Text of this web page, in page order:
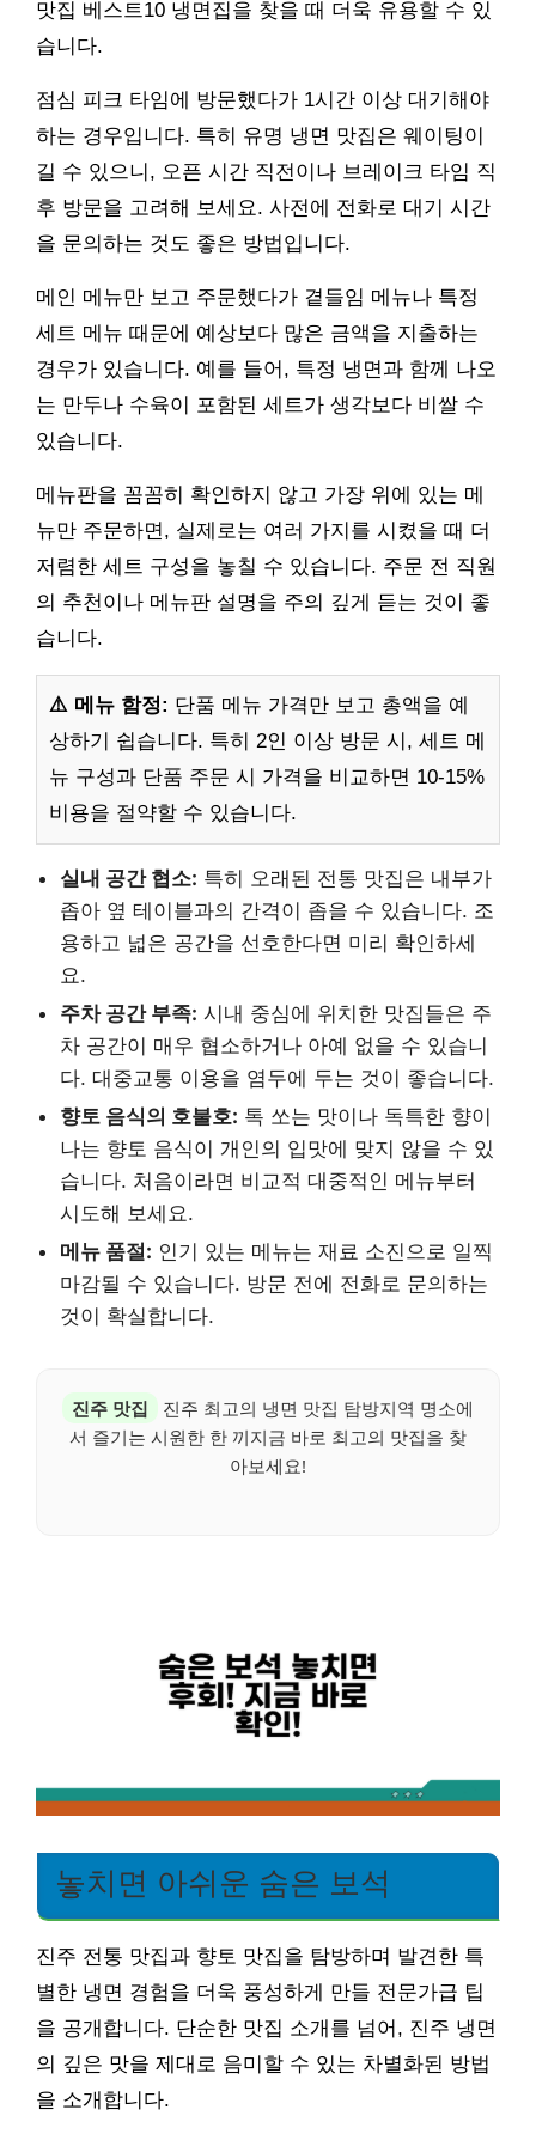
맛집 베스트10 냉면집을 찾을 때 더욱 유용할 수 있
습니다.
점심 피크 타임에 방문했다가 1시간 이상 대기해야
하는 경우입니다. 특히 유명 냉면 맛집은 웨이팅이
길 수 있으니, 오픈 시간 직전이나 브레이크 타임 직
후 방문을 고려해 보세요. 사전에 전화로 대기 시간
을 문의하는 것도 좋은 방법입니다.
메인 메뉴만 보고 주문했다가 곁들임 메뉴나 특정
세트 메뉴 때문에 예상보다 많은 금액을 지출하는
경우가 있습니다. 예를 들어, 특정 냉면과 함께 나오
는 만두나 수육이 포함된 세트가 생각보다 비쌀 수
있습니다.
메뉴판을 꼼꼼히 확인하지 않고 가장 위에 있는 메
뉴만 주문하면, 실제로는 여러 가지를 시켰을 때 더
저렴한 세트 구성을 놓칠 수 있습니다. 주문 전 직원
의 추천이나 메뉴판 설명을 주의 깊게 듣는 것이 좋
습니다.
⚠️ 메뉴 함정: 단품 메뉴 가격만 보고 총액을 예
상하기 쉽습니다. 특히 2인 이상 방문 시, 세트 메
뉴 구성과 단품 주문 시 가격을 비교하면 10-15%
비용을 절약할 수 있습니다.
실내 공간 협소: 특히 오래된 전통 맛집은 내부가
좁아 옆 테이블과의 간격이 좁을 수 있습니다. 조
용하고 넓은 공간을 선호한다면 미리 확인하세
요.
주차 공간 부족: 시내 중심에 위치한 맛집들은 주
차 공간이 매우 협소하거나 아예 없을 수 있습니
다. 대중교통 이용을 염두에 두는 것이 좋습니다.
향토 음식의 호불호: 톡 쏘는 맛이나 독특한 향이
나는 향토 음식이 개인의 입맛에 맞지 않을 수 있
습니다. 처음이라면 비교적 대중적인 메뉴부터
시도해 보세요.
메뉴 품절: 인기 있는 메뉴는 재료 소진으로 일찍
마감될 수 있습니다. 방문 전에 전화로 문의하는
것이 확실합니다.
진주 맛집
진주 최고의 냉면 맛집 탐방지역 명소에
서 즐기는 시원한 한 끼지금 바로 최고의 맛집을 찾
아보세요!
놓치면 아쉬운 숨은 보석
진주 전통 맛집과 향토 맛집을 탐방하며 발견한 특
별한 냉면 경험을 더욱 풍성하게 만들 전문가급 팁
을 공개합니다. 단순한 맛집 소개를 넘어, 진주 냉면
의 깊은 맛을 제대로 음미할 수 있는 차별화된 방법
을 소개합니다.